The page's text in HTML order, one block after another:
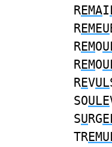
REMAI
REMEU
REMO
REMO
REVUL
SOULE
SURG
TR